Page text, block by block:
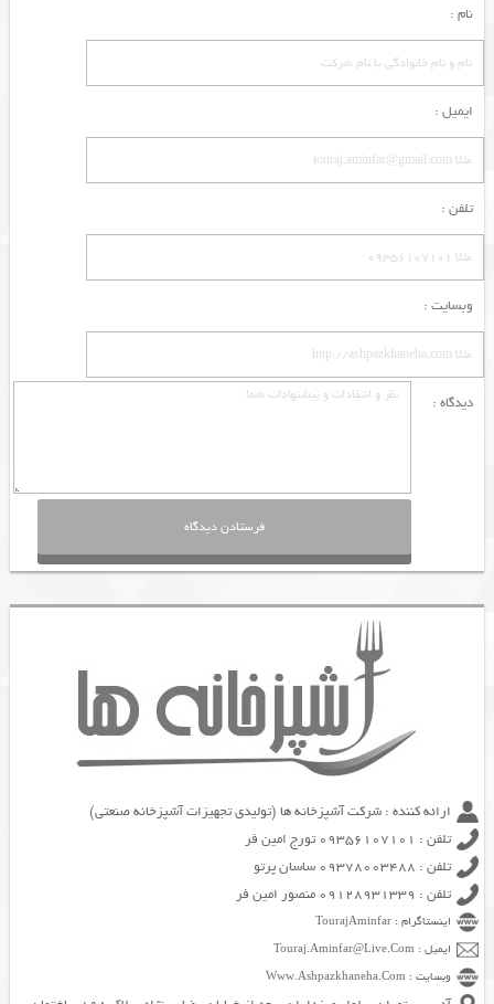
نام :
ایمیل :
تلفن :
وبسایت :
دیدگاه :
ارائه کننده : شرکت آشپزخانه ها (تولیدی تجهیزات آشپزخانه صنعتی)
تلفن : 09356107101 تورج امین فر
تلفن : 09378003488 ساسان پرتو
تلفن : 09128931339 منصور امین فر
اینستاگرام : TourajAminfar
ایمیل : Touraj.Aminfar@Live.Com
وبسایت : Www.Ashpazkhaneha.Com